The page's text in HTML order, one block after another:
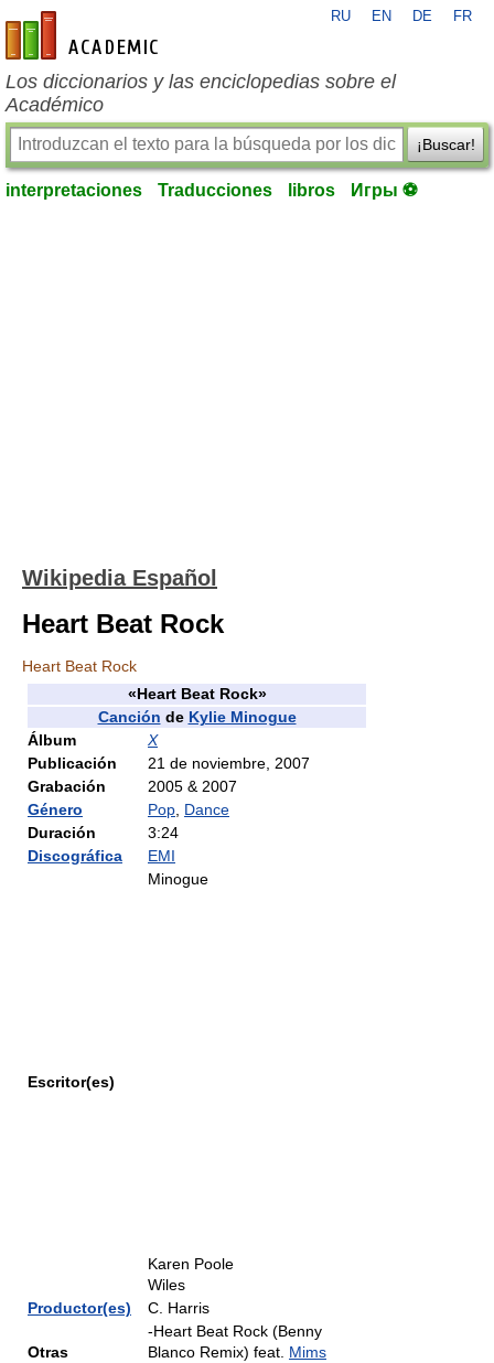
es-academic.com
RU EN DE FR
Los diccionarios y las enciclopedias sobre el
Académico
¡Buscar!
interpretaciones Traducciones libros Игры ⚽
Wikipedia Español
Heart Beat Rock
Heart Beat Rock
«Heart Beat Rock»
Canción de Kylie Minogue
Álbum
X
Publicación
21 de noviembre, 2007
Grabación
2005 & 2007
Género
Pop Dance
Duración
3:24
Discográfica
EMI
Escritor(es)
Minogue
Karen Poole
Wiles
Productor(es)
C. Harris
Otras
-Heart Beat Rock (Benny
Blanco Remix) feat. Mims